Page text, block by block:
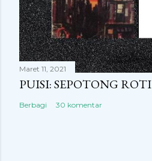
Maret 11, 2021
PUISI: SEPOTONG ROTI
Berbagi 30 komentar